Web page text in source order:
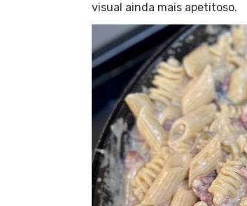
visual ainda mais apetitoso.